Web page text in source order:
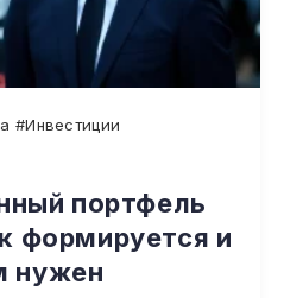
#Инвестиции
портфель
формируется и
нужен